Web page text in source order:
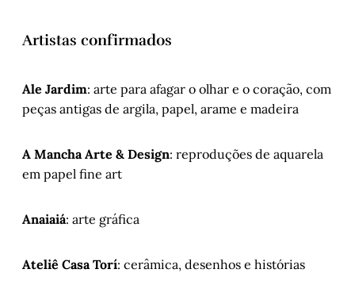
Artistas confirmados
Ale Jardim: arte para afagar o olhar e o coração, com
peças antigas de argila, papel, arame e madeira
A Mancha Arte & Design: reproduções de aquarela
em papel fine art
Anaiaiá: arte gráfica
Ateliê Casa Torí: cerâmica, desenhos e histórias